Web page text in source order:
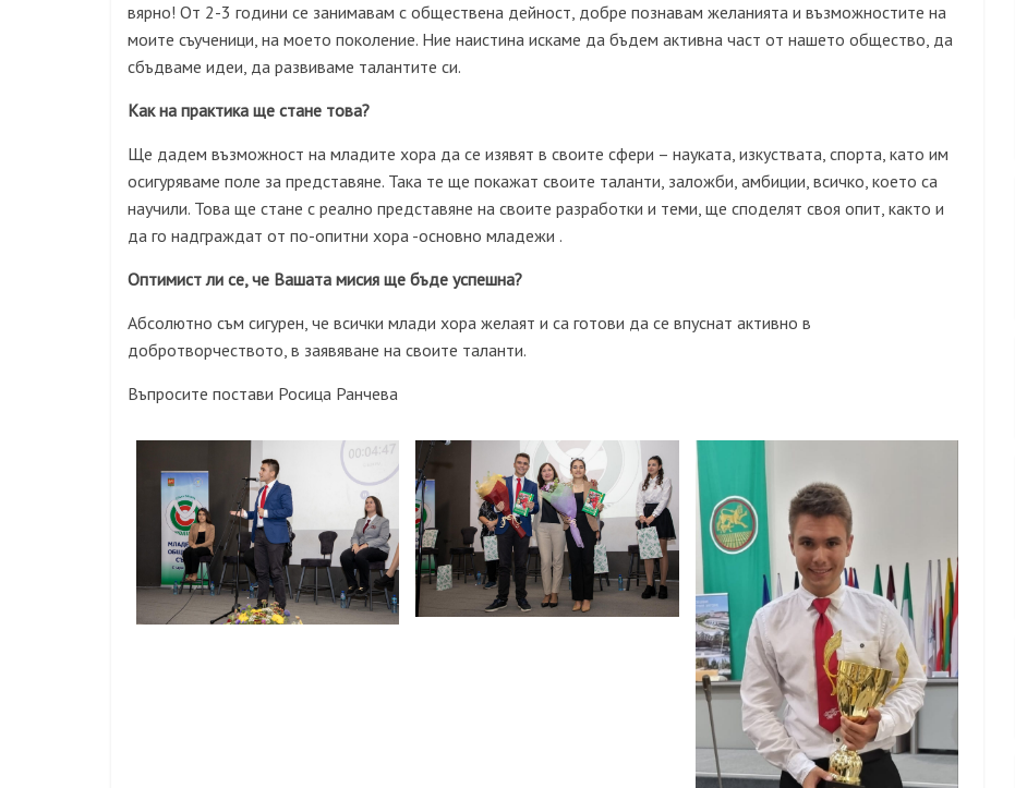
вярно! От 2-3 години се занимавам с обществена дейност, добре познавам желанията и възможностите на
моите съученици, на моето поколение. Ние наистина искаме да бъдем активна част от нашето общество, да
сбъдваме идеи, да развиваме талантите си.
Как на практика ще стане това?
Ще дадем възможност на младите хора да се изявят в своите сфери – науката, изкуствата, спорта, като им
осигуряваме поле за представяне. Така те ще покажат своите таланти, заложби, амбиции, всичко, което са
научили. Това ще стане с реално представяне на своите разработки и теми, ще споделят своя опит, както и
да го надграждат от по-опитни хора -основно младежи .
Оптимист ли се, че Вашата мисия ще бъде успешна?
Абсолютно съм сигурен, че всички млади хора желаят и са готови да се впуснат активно в
добротворчеството, в заявяване на своите таланти.
Въпросите постави Росица Ранчева